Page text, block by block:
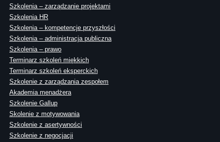
Szkolenia – zarządzanie projektami
Szkolenia HR
Szkolenia – kompetencje przyszłości
Szkolenia – administracja publiczna
Szkolenia – prawo
Terminarz szkoleń miękkich
Terminarz szkoleń eksperckich
Szkolenie z zarządzania zespołem
Akademia menadżera
Szkolenie Gallup
Skolenie z motywowania
Szkolenie z asertywności
Szkolenie z negocjacji